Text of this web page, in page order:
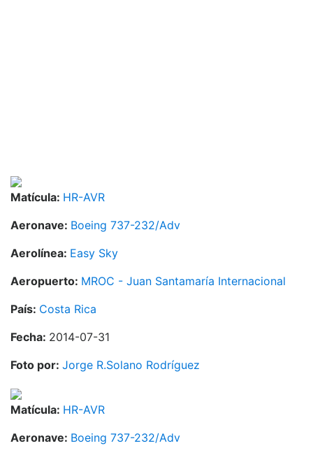
Matícula: HR-AVR
Aeronave: Boeing 737-232/Adv
Aerolínea: Easy Sky
Aeropuerto: MROC - Juan Santamaría Internacional
País: Costa Rica
Fecha: 2014-07-31
Foto por: Jorge R.Solano Rodríguez
Matícula: HR-AVR
Aeronave: Boeing 737-232/Adv